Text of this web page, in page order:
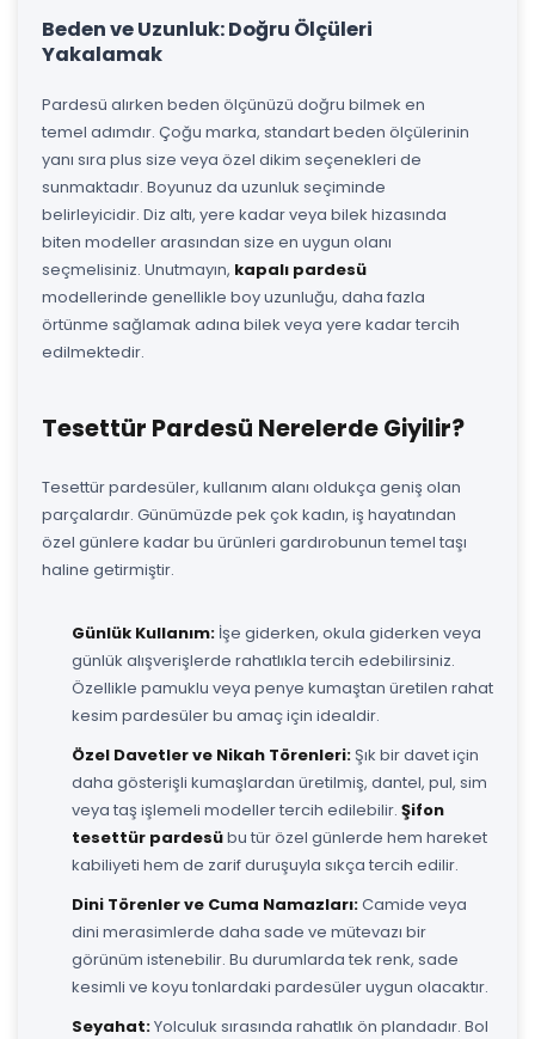
Beden ve Uzunluk: Doğru Ölçüleri
Yakalamak
Pardesü alırken beden ölçünüzü doğru bilmek en
temel adımdır. Çoğu marka, standart beden ölçülerinin
yanı sıra plus size veya özel dikim seçenekleri de
sunmaktadır. Boyunuz da uzunluk seçiminde
belirleyicidir. Diz altı, yere kadar veya bilek hizasında
biten modeller arasından size en uygun olanı
seçmelisiniz. Unutmayın, kapalı pardesü
modellerinde genellikle boy uzunluğu, daha fazla
örtünme sağlamak adına bilek veya yere kadar tercih
edilmektedir.
Tesettür Pardesü Nerelerde Giyilir?
Tesettür pardesüler, kullanım alanı oldukça geniş olan
parçalardır. Günümüzde pek çok kadın, iş hayatından
özel günlere kadar bu ürünleri gardırobunun temel taşı
haline getirmiştir.
Günlük Kullanım: İşe giderken, okula giderken veya
günlük alışverişlerde rahatlıkla tercih edebilirsiniz.
Özellikle pamuklu veya penye kumaştan üretilen rahat
kesim pardesüler bu amaç için idealdir.
Özel Davetler ve Nikah Törenleri:Şık bir davet için
daha gösterişli kumaşlardan üretilmiş, dantel, pul, sim
veya taş işlemeli modeller tercih edilebilir. Şifon
tesettür pardesübu tür özel günlerde hem hareket
kabiliyeti hem de zarif duruşuyla sıkça tercih edilir.
Dini Törenler ve Cuma Namazları:Camide veya
dini merasimlerde daha sade ve mütevazı bir
görünüm istenebilir. Bu durumlarda tek renk, sade
kesimli ve koyu tonlardaki pardesüler uygun olacaktır.
Seyahat:Yolculuk sırasında rahatlık ön plandadır. Bol